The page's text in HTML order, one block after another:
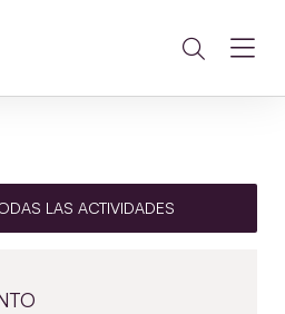
LAS ACTIVIDADES